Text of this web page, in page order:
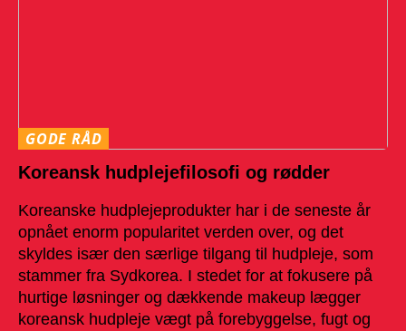
GODE RÅD
Koreansk hudplejefilosofi og rødder
Koreanske hudplejeprodukter har i de seneste år
opnået enorm popularitet verden over, og det
skyldes især den særlige tilgang til hudpleje, som
stammer fra Sydkorea. I stedet for at fokusere på
hurtige løsninger og dækkende makeup lægger
koreansk hudpleje vægt på forebyggelse, fugt og